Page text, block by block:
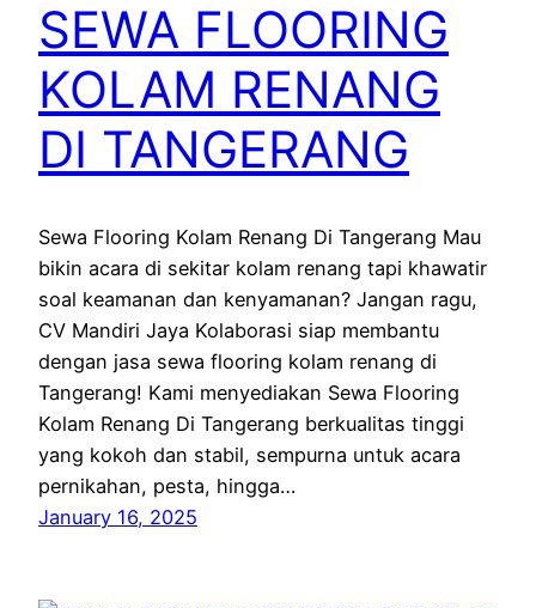
SEWA FLOORING
KOLAM RENANG
DI TANGERANG
Sewa Flooring Kolam Renang Di Tangerang Mau
bikin acara di sekitar kolam renang tapi khawatir
soal keamanan dan kenyamanan? Jangan ragu,
CV Mandiri Jaya Kolaborasi siap membantu
dengan jasa sewa flooring kolam renang di
Tangerang! Kami menyediakan Sewa Flooring
Kolam Renang Di Tangerang berkualitas tinggi
yang kokoh dan stabil, sempurna untuk acara
pernikahan, pesta, hingga…
January 16, 2025